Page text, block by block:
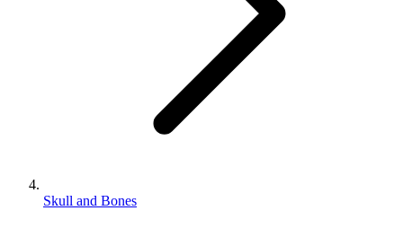
Skull and Bones